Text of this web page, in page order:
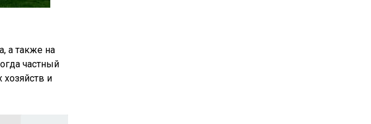
а также на
частный
хозяйств и